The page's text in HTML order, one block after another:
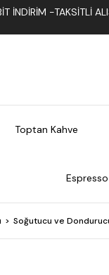
İNDIRIM -TAKSITLI
Toptan Kahve
Soğutucu ve